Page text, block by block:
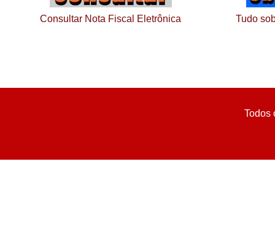
Consultar Nota Fiscal Eletrônica Tudo
Todos